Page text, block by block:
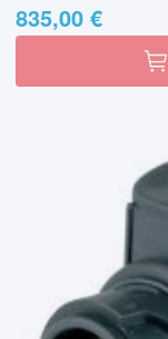
835,00 €